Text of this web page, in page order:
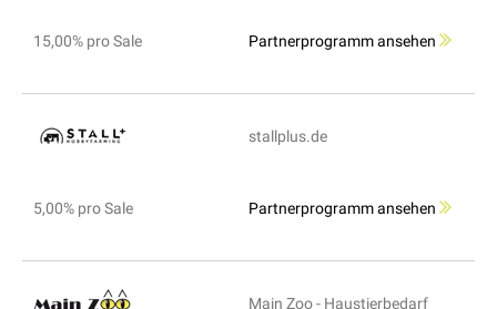
15,00% pro Sale Partnerprogramm ansehen
stallplus.de
5,00% pro Sale Partnerprogramm ansehen
Main Zoo - Haustierbedarf